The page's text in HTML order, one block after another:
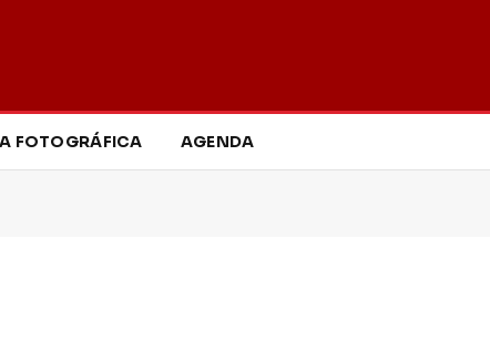
FOTOGRÁFICA AGENDA